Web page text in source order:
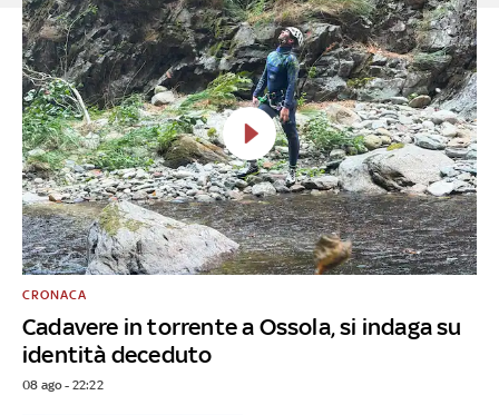
Cadavere in torrente a Ossola, si indaga su
identità deceduto
CRONACA
08 ago - 22:22